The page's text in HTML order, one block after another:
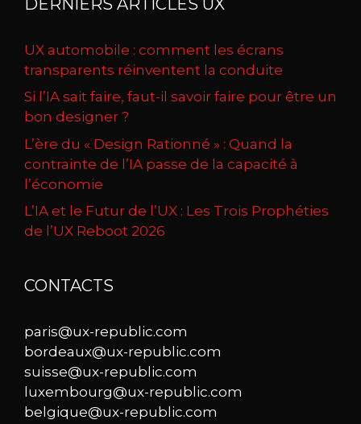
UX automobile : comment les écrans
transparents réinventent la conduite
Si l’IA sait faire, faut-il savoir faire pour être un
bon designer ?
L’ère du « Design Rationné » : Quand la
contrainte de l’IA passe de la capacité à
l’économie
L’IA et le Futur de l’UX : Les Trois Prophéties
de l’UX Reboot 2026
CONTACTS
paris@ux-republic.com
bordeaux@ux-republic.com
suisse@ux-republic.com
luxembourg@ux-republic.com
belgique@ux-republic.com